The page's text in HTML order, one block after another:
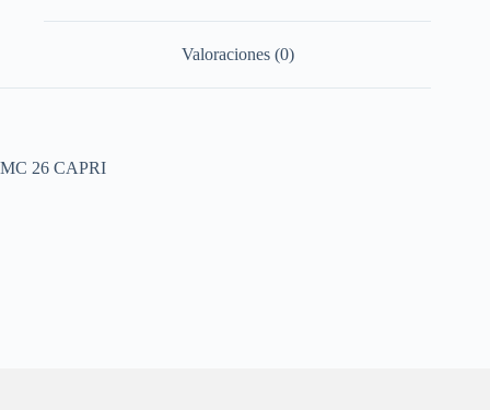
Valoraciones (0)
MC 26 CAPRI